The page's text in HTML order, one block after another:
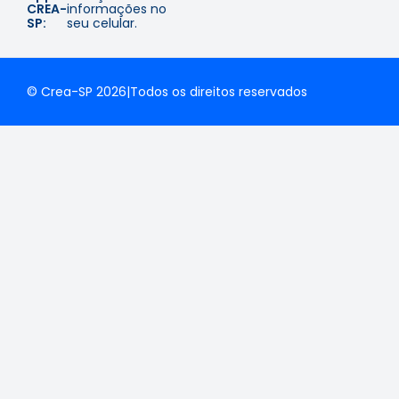
CREA-
SP:
informações no
seu celular.
© Crea-SP 2026|Todos os direitos reservados